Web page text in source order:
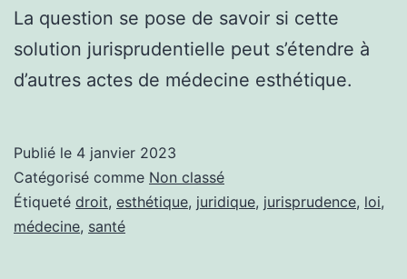
La question se pose de savoir si cette
solution jurisprudentielle peut s’étendre à
d’autres actes de médecine esthétique.
Publié le 4 janvier 2023
Catégorisé comme Non classé
Étiqueté droit, esthétique, juridique, jurisprudence, loi,
médecine, santé